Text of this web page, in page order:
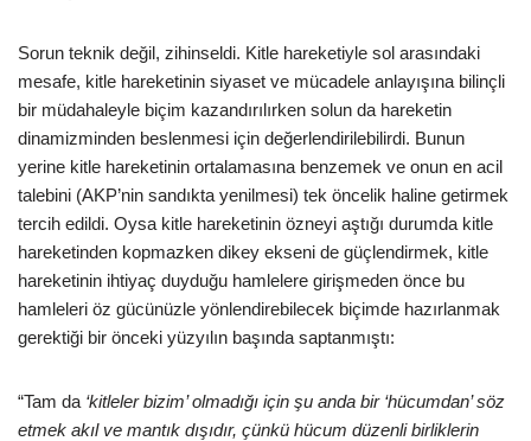
Sorun teknik değil, zihinseldi. Kitle hareketiyle sol arasındaki
mesafe, kitle hareketinin siyaset ve mücadele anlayışına bilinçli
bir müdahaleyle biçim kazandırılırken solun da hareketin
dinamizminden beslenmesi için değerlendirilebilirdi. Bunun
yerine kitle hareketinin ortalamasına benzemek ve onun en acil
talebini (AKP’nin sandıkta yenilmesi) tek öncelik haline getirmek
tercih edildi. Oysa kitle hareketinin özneyi aştığı durumda kitle
hareketinden kopmazken dikey ekseni de güçlendirmek, kitle
hareketinin ihtiyaç duyduğu hamlelere girişmeden önce bu
hamleleri öz gücünüzle yönlendirebilecek biçimde hazırlanmak
gerektiği bir önceki yüzyılın başında saptanmıştı:
“Tam da ‘kitleler bizim’ olmadığı için şu anda bir ‘hücumdan’ söz
etmek akıl ve mantık dışıdır, çünkü hücum düzenli birliklerin